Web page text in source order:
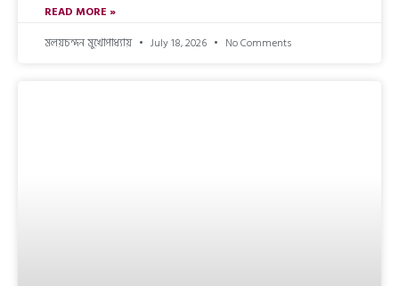
READ MORE »
মলয়চন্দন মুখোপাধ্যায়
July 18, 2026 No Comments